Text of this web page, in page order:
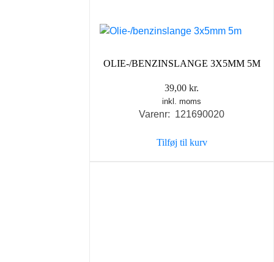
OLIE-/BENZINSLANGE 3X5MM 5M
39,00 kr.
inkl. moms
Varenr: 121690020
Tilføj til kurv